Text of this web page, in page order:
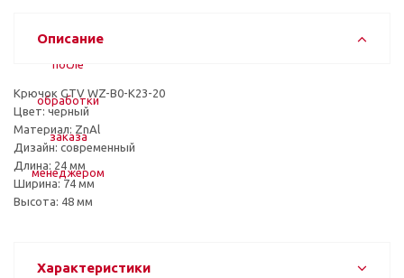
Описание
Крючок GTV WZ-B0-K23-20
Цвет: черный
Материал: ZnAl
Дизайн: современный
Длина: 24 мм
Ширина: 74 мм
Высота: 48 мм
Характеристики